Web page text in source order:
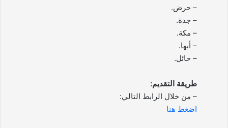
– حرض.
– جدة.
– مكة.
– أبها.
– حائل.
طريقة التقديم:
– من خلال الرابط التالي:
اضغط هنا